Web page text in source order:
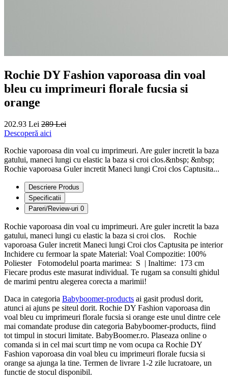
Rochie DY Fashion vaporoasa din voal
bleu cu imprimeuri florale fucsia si
orange
202.93 Lei 289 Lei
Descoperă aici
Rochie vaporoasa din voal cu imprimeuri. Are guler incretit la baza
gatului, maneci lungi cu elastic la baza si croi clos.&nbsp; &nbsp;
Rochie vaporoasa Guler incretit Maneci lungi Croi clos Captusita...
Descriere Produs
Specificatii
Pareri/Review-uri 0
Rochie vaporoasa din voal cu imprimeuri. Are guler incretit la baza
gatului, maneci lungi cu elastic la baza si croi clos. Rochie
vaporoasa Guler incretit Maneci lungi Croi clos Captusita pe interior
Inchidere cu fermoar la spate Material: Voal Compozitie: 100%
Poliester Fotomodelul poarta marimea: S | Inaltime: 173 cm
Fiecare produs este masurat individual. Te rugam sa consulti ghidul
de marimi pentru alegerea corecta a marimii!
Daca in categoria Babyboomer-products ai gasit produsl dorit,
atunci ai ajuns pe siteul dorit. Rochie DY Fashion vaporoasa din
voal bleu cu imprimeuri florale fucsia si orange este unul dintre cele
mai comandate produse din categoria Babyboomer-products, fiind
tot timpul in stocuri limitate. BabyBoomer.ro. Plaseaza online o
comanda si in cel mai scurt timp ne vom ocupa ca Rochie DY
Fashion vaporoasa din voal bleu cu imprimeuri florale fucsia si
orange sa ajunga la tine. Termen de livrare 1-2 zile lucratoare, un
functie de stocul disponibil.